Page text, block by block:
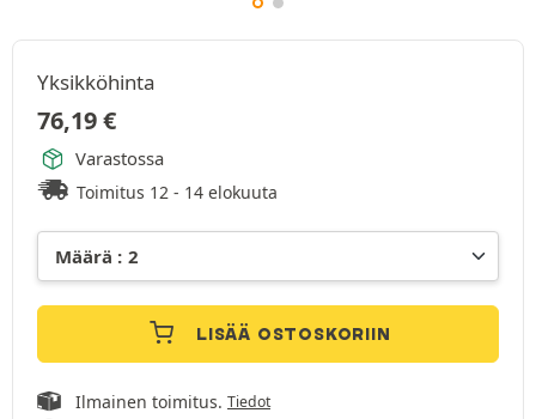
Yksikköhinta
76,19€
Varastossa
Toimitus 12 - 14 elokuuta
LISÄÄ OSTOSKORIIN
Ilmainen toimitus. Tiedot